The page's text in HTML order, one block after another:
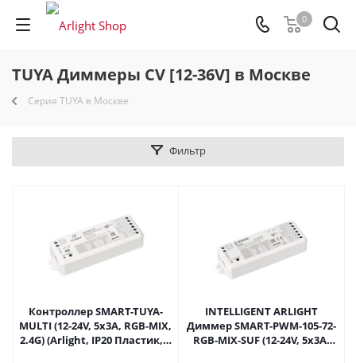
0
TUYA Диммеры CV [12-36V] в Москве
Серия TUYA в Москве
Фильтр
Контроллер SMART-TUYA-
MULTI (12-24V, 5x3A, RGB-MIX,
2.4G) (Arlight, IP20 Пластик, 5
INTELLIGENT ARLIGHT
Диммер SMART-PWM-105-72-
RGB-MIX-SUF (12-24V, 5x3A,